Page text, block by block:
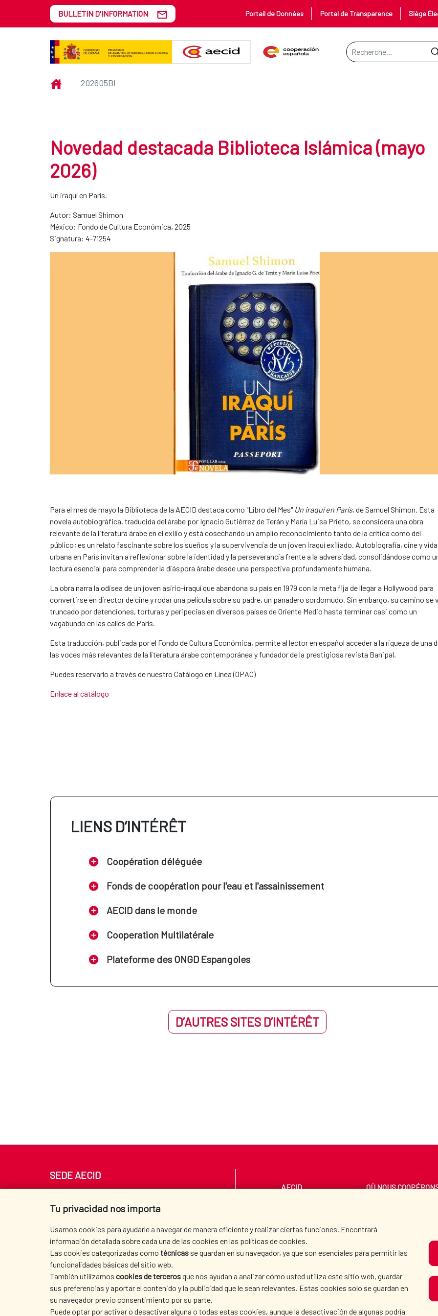
Saut au contenu principal
202605bi
BULLETIN D'INFORMATION Portail de Données Portal de Transparence Siège
Barre de recherche
INICIO202605BI
Novedad destacada Biblioteca Islámica (mayo
2026)
Un iraquí en París.
Autor: Samuel Shimon
México: Fondo de Cultura Económica, 2025
Signatura: 4-71254
Para el mes de mayo la Biblioteca de la AECID destaca como "Libro del Mes" Un iraquí en París, de Samuel Shimon. Esta
novela autobiográfica, traducida del árabe por Ignacio Gutiérrez de Terán y María Luisa Prieto, se considera una obra
relevante de la literatura árabe en el exilio y está cosechando un amplio reconocimiento tanto de la crítica como del
público; es un relato fascinante sobre los sueños y la supervivencia de un joven iraquí exiliado. Autobiografía, cine y vida
urbana en París invitan a reflexionar sobre la identidad y la perseverancia frente a la adversidad, consolidándose como
lectura esencial para comprender la diáspora árabe desde una perspectiva profundamente humana.
La obra narra la odisea de un joven asirio-iraquí que abandona su país en 1979 con la meta fija de llegar a Hollywood para
convertirse en director de cine y rodar una película sobre su padre, un panadero sordomudo. Sin embargo, su camino se
truncado por detenciones, torturas y peripecias en diversos países de Oriente Medio hasta terminar casi como un
vagabundo en las calles de París.
Esta traducción, publicada por el Fondo de Cultura Económica, permite al lector en español acceder a la riqueza de una
las voces más relevantes de la literatura árabe contemporánea y fundador de la prestigiosa revista Banipal.
Puedes reservarlo a través de nuestro Catálogo en Línea (OPAC)
Enlace al catálogo
LIENS D’INTÉRÊT
Coopération déléguée
Fonds de coopération pour l'eau et l'assainissement
AECID dans le monde
Cooperation Multilatérale
Plateforme des ONGD Espangoles
D’AUTRES SITES D’INTÉRÊT
Tu privacidad nos importa
Usamos cookies para ayudarle a navegar de manera eficiente y realizar ciertas funciones. Encontrará
información detallada sobre cada una de las cookies en las políticas de cookies.
Las cookies categorizadas como técnicas se guardan en su navegador, ya que son esenciales para permitir las
funcionalidades básicas del sitio web.
También utilizamos cookies de tercerosque nos ayudan a analizar cómo usted utiliza este sitio web, guardar
sus preferencias y aportar el contenido y la publicidad que le sean relevantes. Estas cookies solo se guardan en
su navegador previo consentimiento por su parte.
Puede optar por activar o desactivar alguna o todas estas cookies, aunque la desactivación de algunas podría
SEDE AECID
Tel. +34 900 20 30 54​​​​​​​
AECID OÙ NOUS
SALLE DE PRESSE CULTURE ET SCIENCE